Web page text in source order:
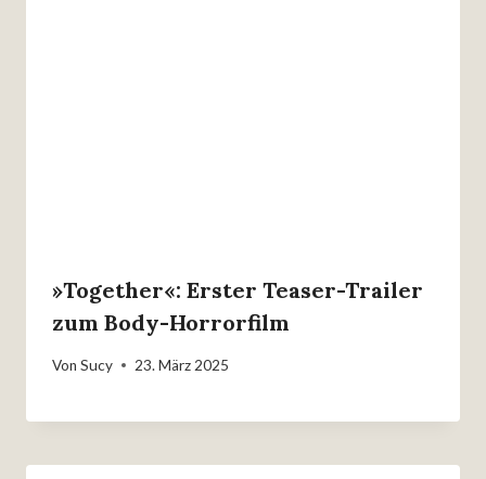
»Together«: Erster Teaser-Trailer
zum Body-Horrorfilm
Von Sucy 23. März 2025